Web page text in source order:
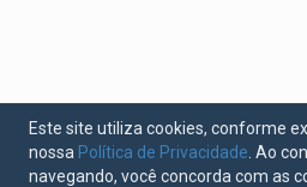
Este site utiliza cookies, conforme
nossa Política de Privacidade . Ao
navegando, você concorda com as